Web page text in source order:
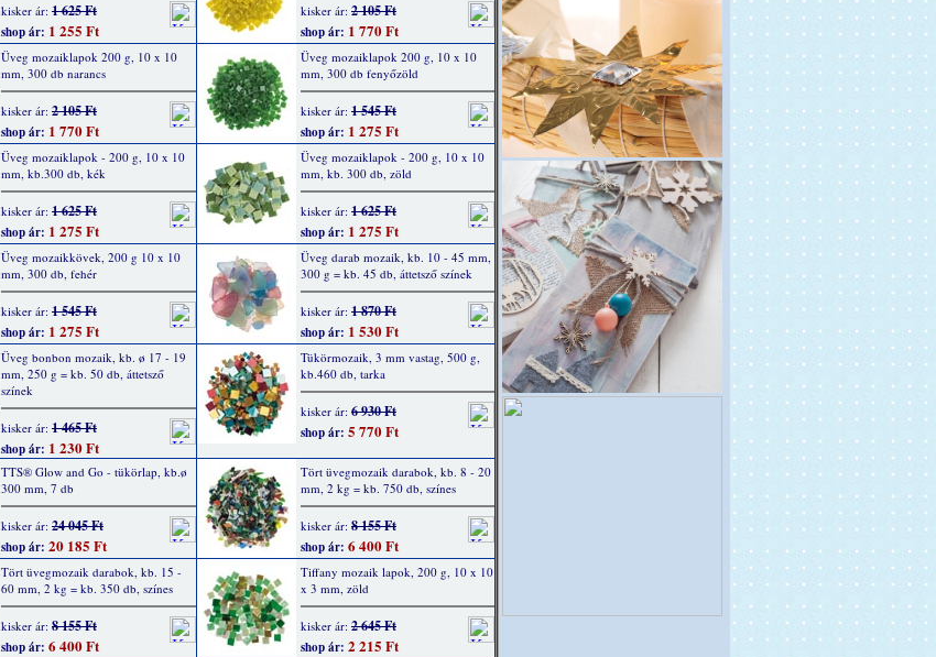
kisker ár: 1 625 Ft
shop ár: 1 255 Ft
kisker ár: 2 105 Ft
shop ár: 1 770 Ft
Üveg mozaiklapok 200 g, 10 x 10
mm, 300 db narancs
kisker ár: 2 105 Ft
shop ár: 1 770 Ft
Üveg mozaiklapok 200 g, 10 x 10
mm, 300 db fenyőzöld
kisker ár: 1 545 Ft
shop ár: 1 275 Ft
Üveg mozaiklapok - 200 g, 10 x 10
mm, kb.300 db, kék
kisker ár: 1 625 Ft
shop ár: 1 275 Ft
Üveg mozaiklapok - 200 g, 10 x 10
mm, kb. 300 db, zöld
kisker ár: 1 625 Ft
shop ár: 1 275 Ft
Üveg mozaikkövek, 200 g 10 x 10
mm, 300 db, fehér
kisker ár: 1 545 Ft
shop ár: 1 275 Ft
Üveg darab mozaik, kb. 10 - 45 mm,
300 g = kb. 45 db, áttetsző színek
kisker ár: 1 870 Ft
shop ár: 1 530 Ft
Üveg bonbon mozaik, kb. ø 17 - 19
mm, 250 g = kb. 50 db, áttetsző
színek
kisker ár: 1 465 Ft
shop ár: 1 230 Ft
Tükörmozaik, 3 mm vastag, 500 g,
kb.460 db, tarka
kisker ár: 6 930 Ft
shop ár: 5 770 Ft
TTS® Glow and Go - tükörlap, kb.ø
300 mm, 7 db
kisker ár: 24 045 Ft
shop ár: 20 185 Ft
Tört üvegmozaik darabok, kb. 8 - 20
mm, 2 kg = kb. 750 db, színes
kisker ár: 8 155 Ft
shop ár: 6 400 Ft
Tört üvegmozaik darabok, kb. 15 -
60 mm, 2 kg = kb. 350 db, színes
kisker ár: 8 155 Ft
shop ár: 6 400 Ft
Tiffany mozaik lapok, 200 g, 10 x 10
x 3 mm, zöld
kisker ár: 2 645 Ft
shop ár: 2 215 Ft